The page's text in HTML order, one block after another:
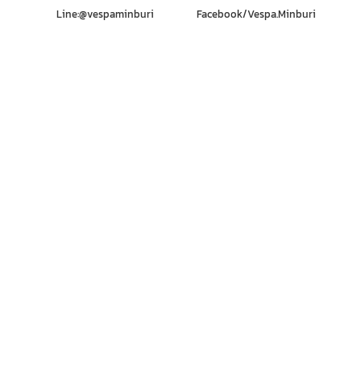
Line:@vespaminburi Facebook/Vespa.Minburi